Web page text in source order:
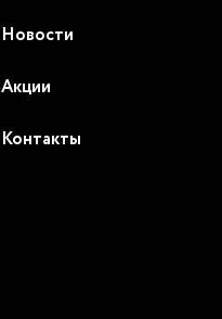
Новости
Акции
Контакты